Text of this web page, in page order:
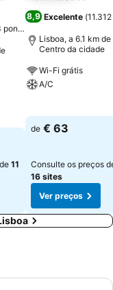
pontuações
11
8,9 Excelente (
Lisboa, a 6.1 km de
Centro da cidade
Wi-Fi grátis
A/C
de € 63
Consulte os preços
16 sites
Ver preços